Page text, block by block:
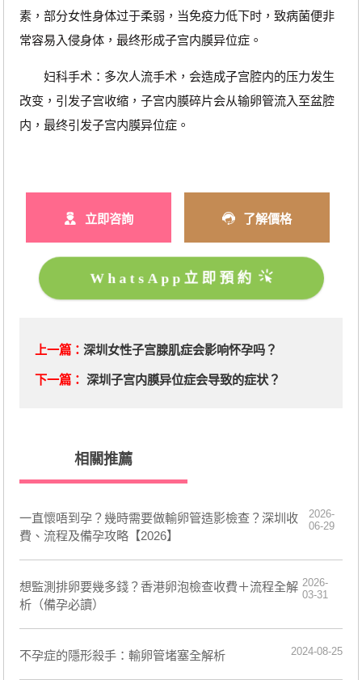
素，部分女性身体过于柔弱，当免疫力低下时，致病菌便非
常容易入侵身体，最终形成子宫内膜异位症。
妇科手术：多次人流手术，会造成子宫腔内的压力发生
改变，引发子宫收缩，子宫内膜碎片会从输卵管流入至盆腔
内，最终引发子宫内膜异位症。
立即咨詢 了解價格
WhatsApp立即預約
上一篇： 深圳女性子宫腺肌症会影响怀孕吗？
下一篇： 深圳子宫内膜异位症会导致的症状？
相關推薦
一直懷唔到孕？幾時需要做輸卵管造影檢查？深圳收
費、流程及備孕攻略【2026】
2026-
06-29
想監測排卵要幾多錢？香港卵泡檢查收費＋流程全解
析（備孕必讀）
2026-
03-31
​不孕症的隱形殺手：輸卵管堵塞全解析 2024-08-25